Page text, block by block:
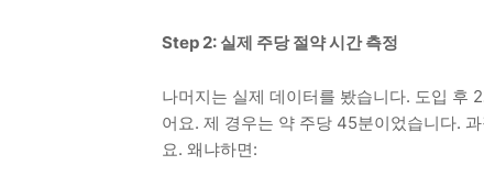
Step 2: 실제 주당 절약 시간 측정
나머지는 실제 데이터를 봤습니다. 도입 후
어요. 제 경우는 약 주당 45분이었습니다.
요. 왜냐하면: